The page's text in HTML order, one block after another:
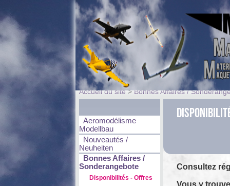
Accueil du site>Bonnes Affaires /
Aeromodélisme
Modellbau
Nouveautés /
Neuheiten
Bonnes Affaires /
Sonderangebote
Disponibilités - Offres
Consultez